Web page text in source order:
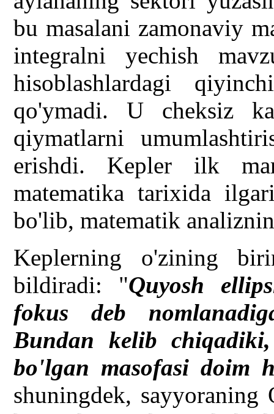
bu masalani zamonaviy
integralni yechish
hisoblashlardagi
qo'ymadi. U cheksiz
qiymatlarni
erishdi. Kepler ilk
matematika tarixida
bo'lib, matematik
Keplerning o'zining
bildiradi: "Quyosh
fokus deb
Bundan kelib
bo'lgan masofasi doim
shuningdek,